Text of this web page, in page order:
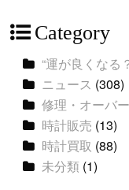
Category
“運が良くなる
ニュース (308)
修理・オーバ
時計販売 (13)
時計買取 (88)
未分類 (1)